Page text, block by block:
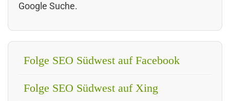
Google Suche.
Folge SEO Südwest auf Facebook
Folge SEO Südwest auf Xing